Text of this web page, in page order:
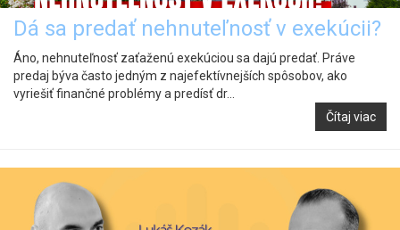
Dá sa predať nehnuteľnosť v exekúcii?
Áno, nehnuteľnosť zaťaženú exekúciou sa dajú predať. Práve
predaj býva často jedným z najefektívnejších spôsobov, ako
vyriešiť finančné problémy a predísť dr...
Čítaj viac